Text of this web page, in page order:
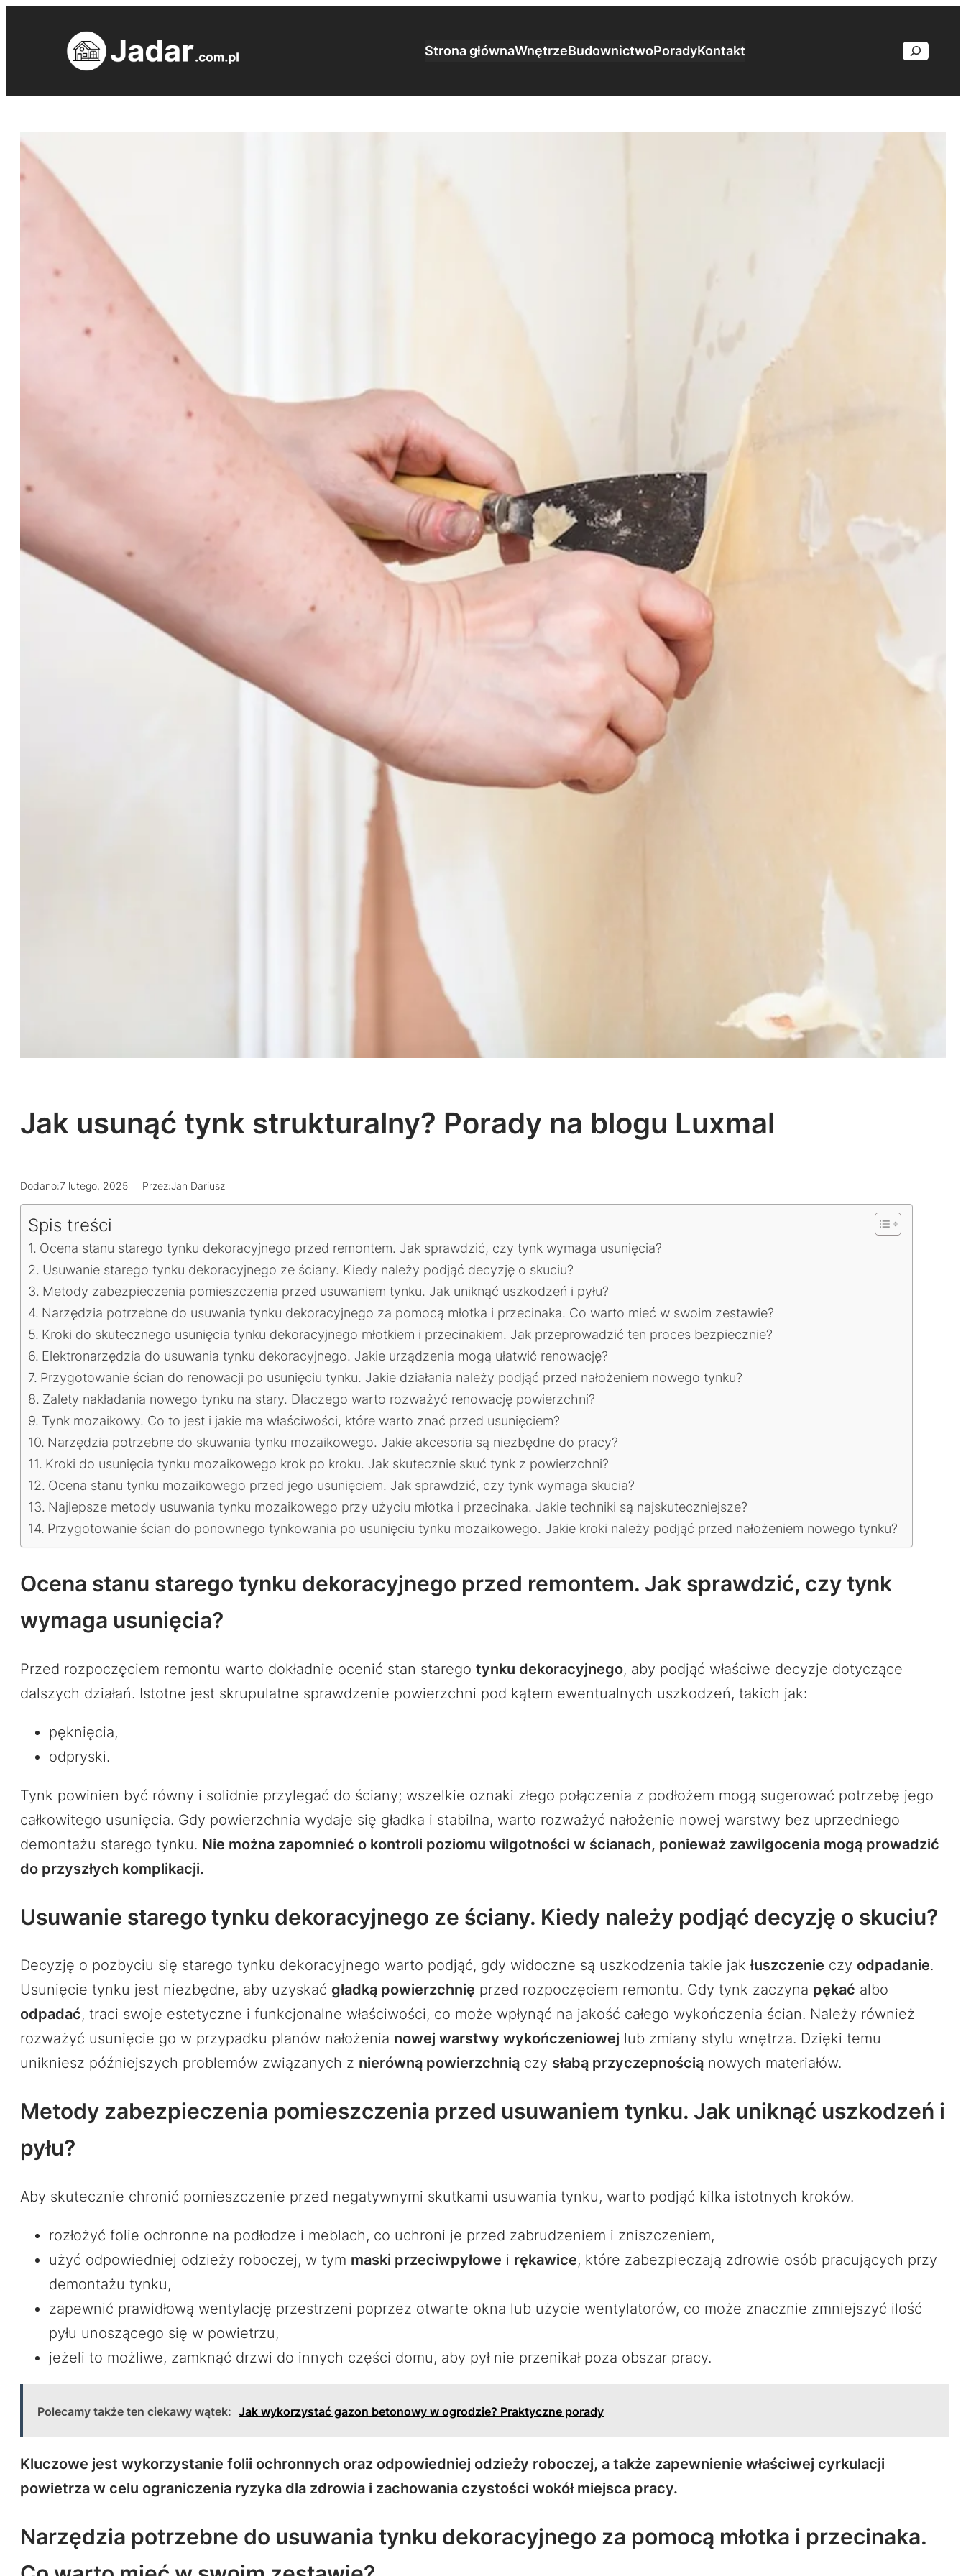
Strona głównaWnętrzeBudownictwoPoradyKontakt Search
Jak usunąć tynk strukturalny? Porady na blogu Luxmal
Dodano:7 lutego, 2025 Przez:Jan Dariusz
Spis treści
Ocena stanu starego tynku dekoracyjnego przed remontem. Jak sprawdzić, czy tynk wymaga usunięcia?
Usuwanie starego tynku dekoracyjnego ze ściany. Kiedy należy podjąć decyzję o skuciu?
Metody zabezpieczenia pomieszczenia przed usuwaniem tynku. Jak uniknąć uszkodzeń i pyłu?
Narzędzia potrzebne do usuwania tynku dekoracyjnego za pomocą młotka i przecinaka. Co warto mieć w swoim zestawie?
Kroki do skutecznego usunięcia tynku dekoracyjnego młotkiem i przecinakiem. Jak przeprowadzić ten proces bezpiecznie?
Elektronarzędzia do usuwania tynku dekoracyjnego. Jakie urządzenia mogą ułatwić renowację?
Przygotowanie ścian do renowacji po usunięciu tynku. Jakie działania należy podjąć przed nałożeniem nowego tynku?
Zalety nakładania nowego tynku na stary. Dlaczego warto rozważyć renowację powierzchni?
Tynk mozaikowy. Co to jest i jakie ma właściwości, które warto znać przed usunięciem?
Narzędzia potrzebne do skuwania tynku mozaikowego. Jakie akcesoria są niezbędne do pracy?
Kroki do usunięcia tynku mozaikowego krok po kroku. Jak skutecznie skuć tynk z powierzchni?
Ocena stanu tynku mozaikowego przed jego usunięciem. Jak sprawdzić, czy tynk wymaga skucia?
Najlepsze metody usuwania tynku mozaikowego przy użyciu młotka i przecinaka. Jakie techniki są najskuteczniejsze?
Przygotowanie ścian do ponownego tynkowania po usunięciu tynku mozaikowego. Jakie kroki należy podjąć przed nałożeniem nowego tynku?
Ocena stanu starego tynku dekoracyjnego przed remontem. Jak sprawdzić, czy tynk
wymaga usunięcia?
Przed rozpoczęciem remontu warto dokładnie ocenić stan starego tynku dekoracyjnego, aby podjąć właściwe decyzje dotyczące
dalszych działań. Istotne jest skrupulatne sprawdzenie powierzchni pod kątem ewentualnych uszkodzeń, takich jak:
pęknięcia,
odpryski.
Tynk powinien być równy i solidnie przylegać do ściany; wszelkie oznaki złego połączenia z podłożem mogą sugerować potrzebę jego
całkowitego usunięcia. Gdy powierzchnia wydaje się gładka i stabilna, warto rozważyć nałożenie nowej warstwy bez uprzedniego
demontażu starego tynku. Nie można zapomnieć o kontroli poziomu wilgotności w ścianach, ponieważ zawilgocenia mogą prowadzić
do przyszłych komplikacji.
Usuwanie starego tynku dekoracyjnego ze ściany. Kiedy należy podjąć decyzję o skuciu?
Decyzję o pozbyciu się starego tynku dekoracyjnego warto podjąć, gdy widoczne są uszkodzenia takie jak łuszczenie czy odpadanie.
Usunięcie tynku jest niezbędne, aby uzyskać gładką powierzchnię przed rozpoczęciem remontu. Gdy tynk zaczyna pękać albo
odpadać, traci swoje estetyczne i funkcjonalne właściwości, co może wpłynąć na jakość całego wykończenia ścian. Należy również
rozważyć usunięcie go w przypadku planów nałożenia nowej warstwy wykończeniowej lub zmiany stylu wnętrza. Dzięki temu
unikniesz późniejszych problemów związanych z nierówną powierzchnią czy słabą przyczepnością nowych materiałów.
Metody zabezpieczenia pomieszczenia przed usuwaniem tynku. Jak uniknąć uszkodzeń i
pyłu?
Aby skutecznie chronić pomieszczenie przed negatywnymi skutkami usuwania tynku, warto podjąć kilka istotnych kroków.
rozłożyć folie ochronne na podłodze i meblach, co uchroni je przed zabrudzeniem i zniszczeniem,
użyć odpowiedniej odzieży roboczej, w tym maski przeciwpyłowe i rękawice, które zabezpieczają zdrowie osób pracujących przy
demontażu tynku,
zapewnić prawidłową wentylację przestrzeni poprzez otwarte okna lub użycie wentylatorów, co może znacznie zmniejszyć ilość
pyłu unoszącego się w powietrzu,
jeżeli to możliwe, zamknąć drzwi do innych części domu, aby pył nie przenikał poza obszar pracy.
Polecamy także ten ciekawy wątek: Jak wykorzystać gazon betonowy w ogrodzie? Praktyczne porady
Kluczowe jest wykorzystanie folii ochronnych oraz odpowiedniej odzieży roboczej, a także zapewnienie właściwej cyrkulacji
powietrza w celu ograniczenia ryzyka dla zdrowia i zachowania czystości wokół miejsca pracy.
Narzędzia potrzebne do usuwania tynku dekoracyjnego za pomocą młotka i przecinaka.